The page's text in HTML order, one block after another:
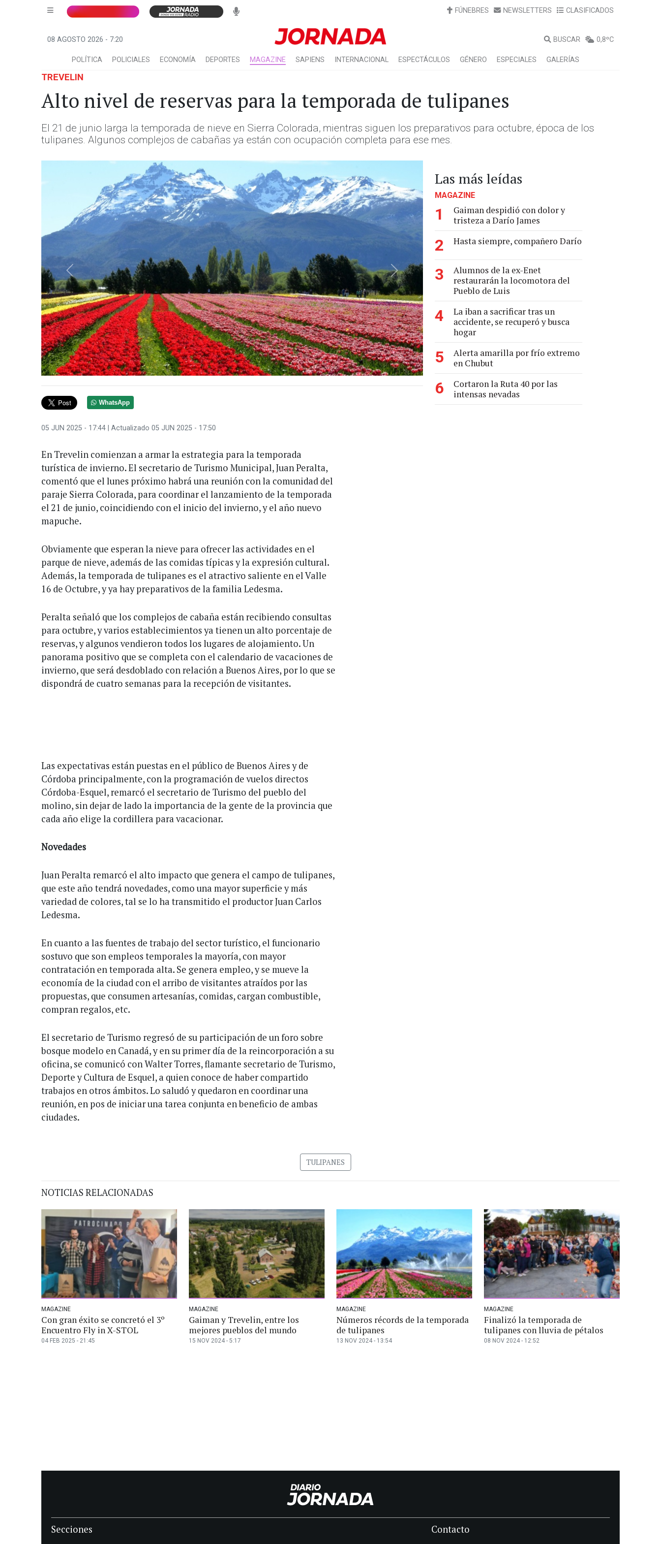
FÚNEBRES NEWSLETTERS CLASIFICADOS
08 AGOSTO 2026 - 7:20 BUSCAR 0,8ºC
POLÍTICA POLICIALES ECONOMÍA DEPORTES MAGAZINE SAPIENS INTERNACIONAL ESPECTÁCULOS GÉNERO ESPECIALES GALERÍAS
TREVELIN
Alto nivel de reservas para la temporada de tulipanes
El 21 de junio larga la temporada de nieve en Sierra Colorada, mientras siguen los preparativos para octubre, época de los
tulipanes. Algunos complejos de cabañas ya están con ocupación completa para ese mes.
Anterior Siguiente
WhatsApp
05 JUN 2025 - 17:44 | Actualizado 05 JUN 2025 - 17:50
En Trevelin comienzan a armar la estrategia para la temporada
turística de invierno. El secretario de Turismo Municipal, Juan Peralta,
comentó que el lunes próximo habrá una reunión con la comunidad del
paraje Sierra Colorada, para coordinar el lanzamiento de la temporada
el 21 de junio, coincidiendo con el inicio del invierno, y el año nuevo
mapuche.
Obviamente que esperan la nieve para ofrecer las actividades en el
parque de nieve, además de las comidas típicas y la expresión cultural.
Además, la temporada de tulipanes es el atractivo saliente en el Valle
16 de Octubre, y ya hay preparativos de la familia Ledesma.
Peralta señaló que los complejos de cabaña están recibiendo consultas
para octubre, y varios establecimientos ya tienen un alto porcentaje de
reservas, y algunos vendieron todos los lugares de alojamiento. Un
panorama positivo que se completa con el calendario de vacaciones de
invierno, que será desdoblado con relación a Buenos Aires, por lo que se
dispondrá de cuatro semanas para la recepción de visitantes.
Las expectativas están puestas en el público de Buenos Aires y de
Córdoba principalmente, con la programación de vuelos directos
Córdoba-Esquel, remarcó el secretario de Turismo del pueblo del
molino, sin dejar de lado la importancia de la gente de la provincia que
cada año elige la cordillera para vacacionar.
Novedades
Juan Peralta remarcó el alto impacto que genera el campo de tulipanes,
que este año tendrá novedades, como una mayor superficie y más
variedad de colores, tal se lo ha transmitido el productor Juan Carlos
Ledesma.
En cuanto a las fuentes de trabajo del sector turístico, el funcionario
sostuvo que son empleos temporales la mayoría, con mayor
contratación en temporada alta. Se genera empleo, y se mueve la
economía de la ciudad con el arribo de visitantes atraídos por las
propuestas, que consumen artesanías, comidas, cargan combustible,
compran regalos, etc.
El secretario de Turismo regresó de su participación de un foro sobre
bosque modelo en Canadá, y en su primer día de la reincorporación a su
oficina, se comunicó con Walter Torres, flamante secretario de Turismo,
Deporte y Cultura de Esquel, a quien conoce de haber compartido
trabajos en otros ámbitos. Lo saludó y quedaron en coordinar una
reunión, en pos de iniciar una tarea conjunta en beneficio de ambas
ciudades.
Las más leídas
MAGAZINE
1
Gaiman despidió con dolor y
tristeza a Darío James
2 Hasta siempre, compañero Darío
3
Alumnos de la ex-Enet
restaurarán la locomotora del
Pueblo de Luis
4
La iban a sacrificar tras un
accidente, se recuperó y busca
hogar
5
Alerta amarilla por frío extremo
en Chubut
6
Cortaron la Ruta 40 por las
intensas nevadas
TULIPANES
NOTICIAS RELACIONADAS
MAGAZINE
Con gran éxito se concretó el 3º
Encuentro Fly in X-STOL
04 FEB 2025 - 21:45
MAGAZINE
Gaiman y Trevelin, entre los
mejores pueblos del mundo
15 NOV 2024 - 5:17
MAGAZINE
Números récords de la temporada
de tulipanes
13 NOV 2024 - 13:54
MAGAZINE
Finalizó la temporada de
tulipanes con lluvia de pétalos
08 NOV 2024 - 12:52
Secciones Contacto